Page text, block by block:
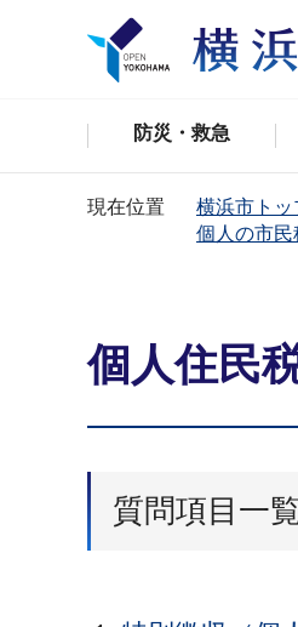
防災・救急
現在位置 横浜市トッ
個人の市民
個人住民
質問項目一